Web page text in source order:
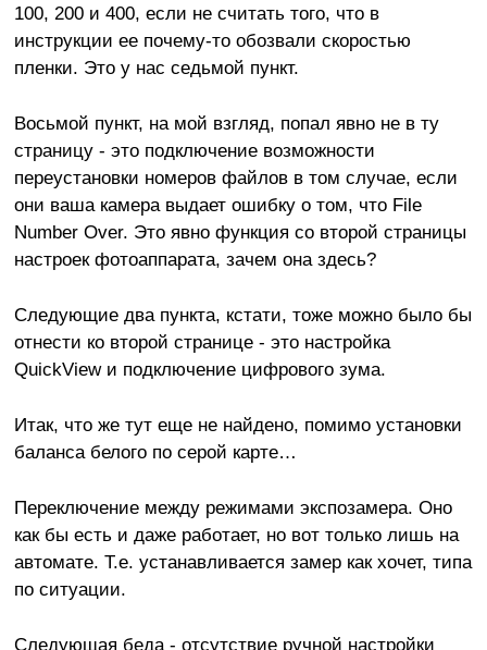
100, 200 и 400, если не считать того, что в
инструкции ее почему-то обозвали скоростью
пленки. Это у нас седьмой пункт.
Восьмой пункт, на мой взгляд, попал явно не в ту
страницу - это подключение возможности
переустановки номеров файлов в том случае, если
они ваша камера выдает ошибку о том, что File
Number Over. Это явно функция со второй страницы
настроек фотоаппарата, зачем она здесь?
Следующие два пункта, кстати, тоже можно было бы
отнести ко второй странице - это настройка
QuickView и подключение цифрового зума.
Итак, что же тут еще не найдено, помимо установки
баланса белого по серой карте…
Переключение между режимами экспозамера. Оно
как бы есть и даже работает, но вот только лишь на
автомате. Т.е. устанавливается замер как хочет, типа
по ситуации.
Следующая беда - отсутствие ручной настройки